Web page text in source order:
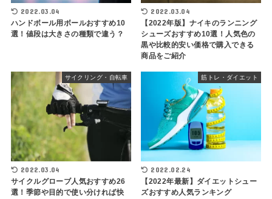
2022.03.04
ハンドボール用ボールおすすめ10
選！値段は大きさの種類で違う？
2022.03.04
【2022年版】ナイキのランニング
シューズおすすめ10選！人気色の
黒や比較的安い価格で購入できる
商品をご紹介
サイクリング・自転車
2022.03.04
サイクルグローブ人気おすすめ26
選！季節や目的で使い分ければ快
筋トレ・ダイエット
2022.02.24
【2022年最新】ダイエットシュー
ズおすすめ人気ランキング